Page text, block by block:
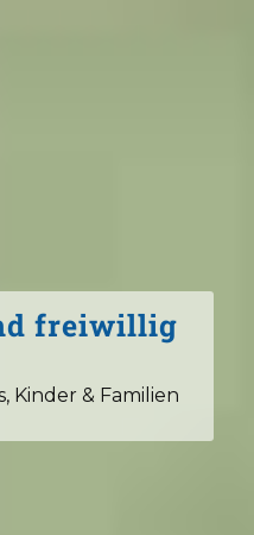
freiwillig
Kinder & Familien